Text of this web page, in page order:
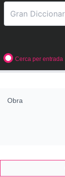
Cerca per entrada
Obra